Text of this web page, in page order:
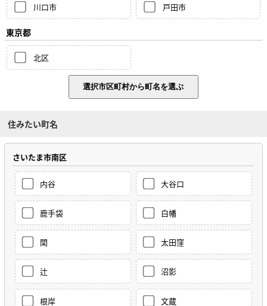
川口市 戸田市
東京都
北区
住みたい町名
さいたま市南区
内谷 大谷口
鹿手袋 白幡
関 太田窪
辻 沼影
根岸 文蔵